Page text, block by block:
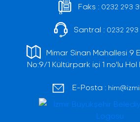
Faks : 0232 293
Santral : 0232 293
Mimar Sinan Mahallesi 9
No:9/1 Kültürpark içi 1 no'lu
E-Posta :